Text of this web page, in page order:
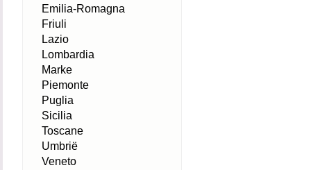
Emilia-Romagna
Friuli
Lazio
Lombardia
Marke
Piemonte
Puglia
Sicilia
Toscane
Umbrië
Veneto